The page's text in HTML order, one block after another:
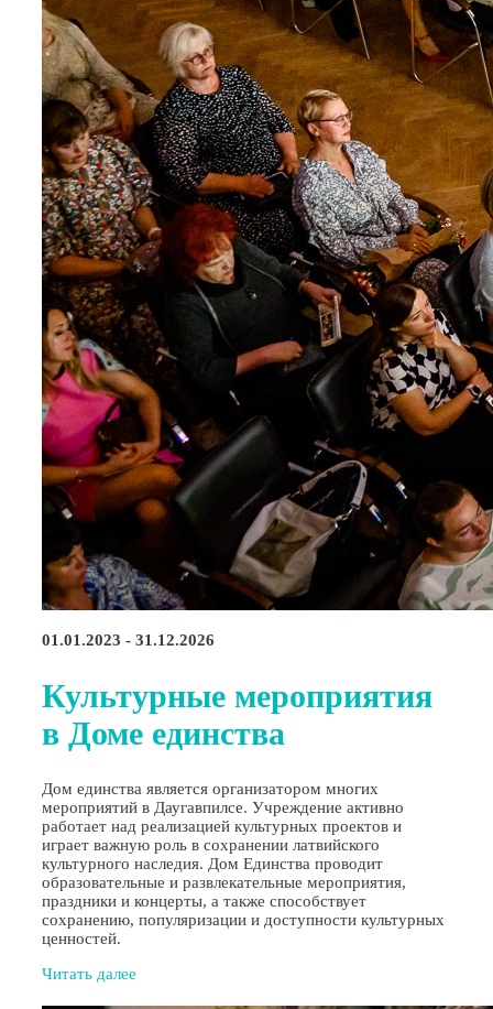
01.01.2023 - 31.12.2026
Культурные мероприятия
в Доме единства
Дом единства является организатором многих
мероприятий в Даугавпилсе. Учреждение активно
работает над реализацией культурных проектов и
играет важную роль в сохранении латвийского
культурного наследия. Дом Единства проводит
образовательные и развлекательные мероприятия,
праздники и концерты, а также способствует
сохранению, популяризации и доступности культурных
ценностей.
Читать далее